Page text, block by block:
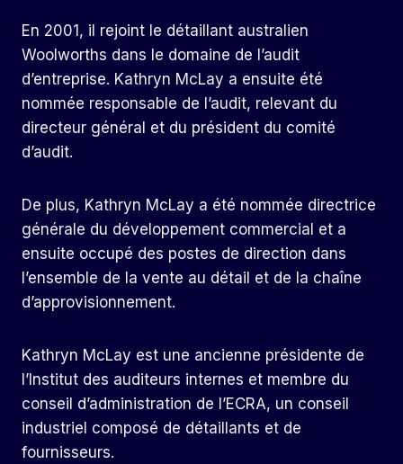
En 2001, il rejoint le détaillant australien
Woolworths dans le domaine de l’audit
d’entreprise. Kathryn McLay a ensuite été
nommée responsable de l’audit, relevant du
directeur général et du président du comité
d’audit.
De plus, Kathryn McLay a été nommée directrice
générale du développement commercial et a
ensuite occupé des postes de direction dans
l’ensemble de la vente au détail et de la chaîne
d’approvisionnement.
Kathryn McLay est une ancienne présidente de
l’Institut des auditeurs internes et membre du
conseil d’administration de l’ECRA, un conseil
industriel composé de détaillants et de
fournisseurs.